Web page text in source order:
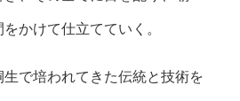
かけて仕立てていく。
で培われてきた伝統と技術を